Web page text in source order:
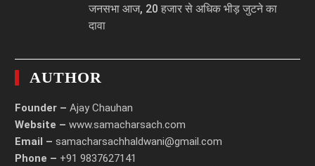
जनसभा आज, 20 हजार से अधिक भीड़ जुटने का
दावा
AUTHOR
Founder – Ajay Chauhan
Website – www.samacharsach.com
Email – samacharsachhaldwani@gmail.com
Phone – +91 9837627141